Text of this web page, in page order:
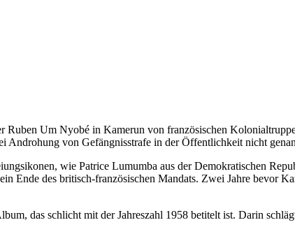
Um Nyobé in Kamerun von französischen
von Gefängnisstrafe in der Öffentlichkeit nicht
wie Patrice Lumumba aus der Demokratischen
Ende des britisch-französischen Mandats. Zwei Jahre bevor
das schlicht mit der Jahreszahl 1958 betitelt ist. Darin